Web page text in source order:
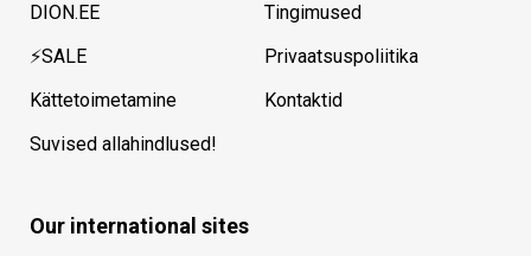
DION.EE
⚡SALE
Kättetoimetamine
Suvised allahindlused!
Tingimused
Privaatsuspoliitika
Kontaktid
Our international sites